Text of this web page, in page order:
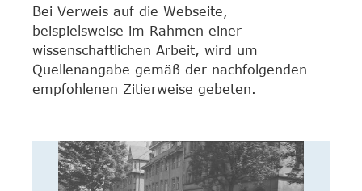
Bei Verweis auf die Webseite,
beispielsweise im Rahmen einer
wissenschaftlichen Arbeit, wird um
Quellenangabe gemäß der nachfolgenden
empfohlenen Zitierweise gebeten.